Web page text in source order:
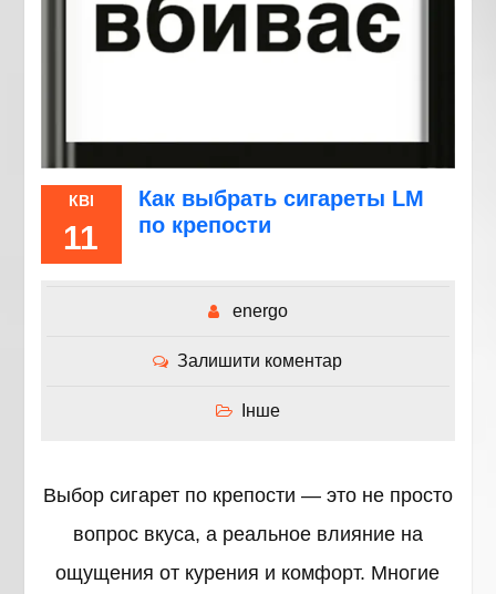
КВІ
11
Как выбрать сигареты LM
по крепости
energo
Залишити коментар
Інше
Выбор сигарет по крепости — это не просто
вопрос вкуса, а реальное влияние на
ощущения от курения и комфорт. Многие